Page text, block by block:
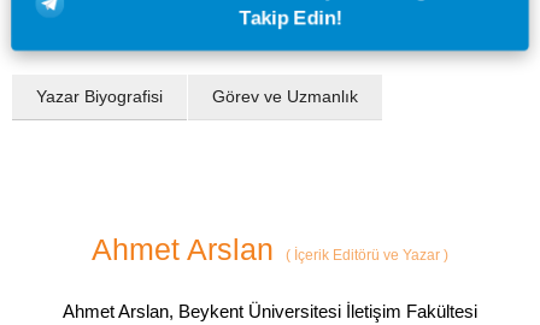
Takip Edin!
Yazar Biyografisi Görev ve Uzmanlık
Ahmet Arslan ( İçerik Editörü ve Yazar )
Ahmet Arslan, Beykent Üniversitesi İletişim Fakültesi